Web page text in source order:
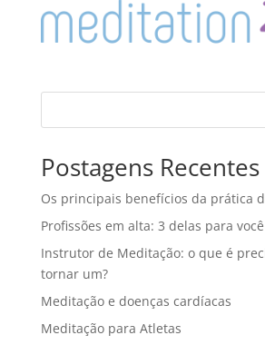
Postagens Recentes
Os principais benefícios da prática
Profissões em alta: 3 delas para
Instrutor de Meditação: o que é
tornar um?
Meditação e doenças cardíacas
Meditação para Atletas